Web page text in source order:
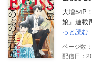
大増54P
娘』連載
っと読む
配信日：